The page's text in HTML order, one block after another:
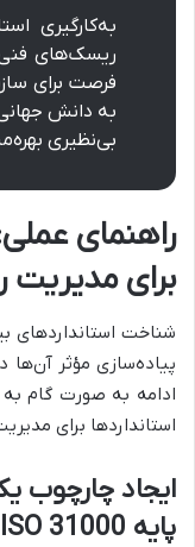
به‌کارگیری
ریسک‌های
فرصت برای
به دانش
بی‌نظیری
راهنمای
برای
شناخت استانداردهای
پیاده‌سازی مؤثر آن‌ها
ادامه به صورت گام
استانداردها برای
ایجاد چارچوب
پایه ISO 31000